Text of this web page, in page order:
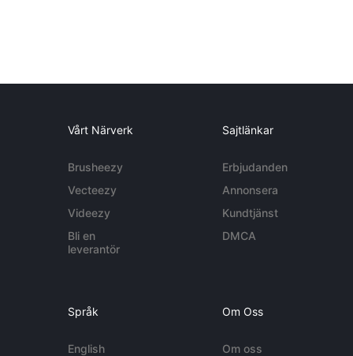
Vårt Närverk
Brusheezy
Vecteezy
Videezy
Bli en
leverantör
Sajtlänkar
Erbjudanden
Annonsera
Kundtjänst
DMCA
Språk
English
Om Oss
Om oss